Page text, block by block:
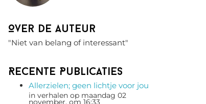
Over de auteur
"Niet van belang of interessant"
Recente Publicaties
Allerzielen; geen lichtje voor jou
in verhalen op maandag 02
november, om 16:33